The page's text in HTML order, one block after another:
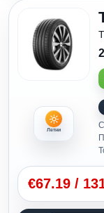
Летни
€67.19 /